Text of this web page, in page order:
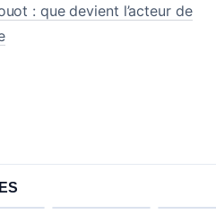
: que devient l’acteur de